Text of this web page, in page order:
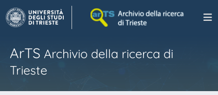
ArTS Archivio della ricerca di
Trieste